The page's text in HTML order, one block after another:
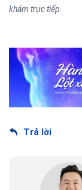
khám trực tiếp.
Trả lời